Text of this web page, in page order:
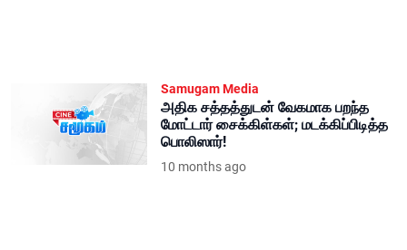
Samugam Media
அதிக சத்தத்துடன் வேகமாக பறந்த
மோட்டார் சைக்கிள்கள்; மடக்கிப்பிடித்த
பொலிஸார்!
10 months ago